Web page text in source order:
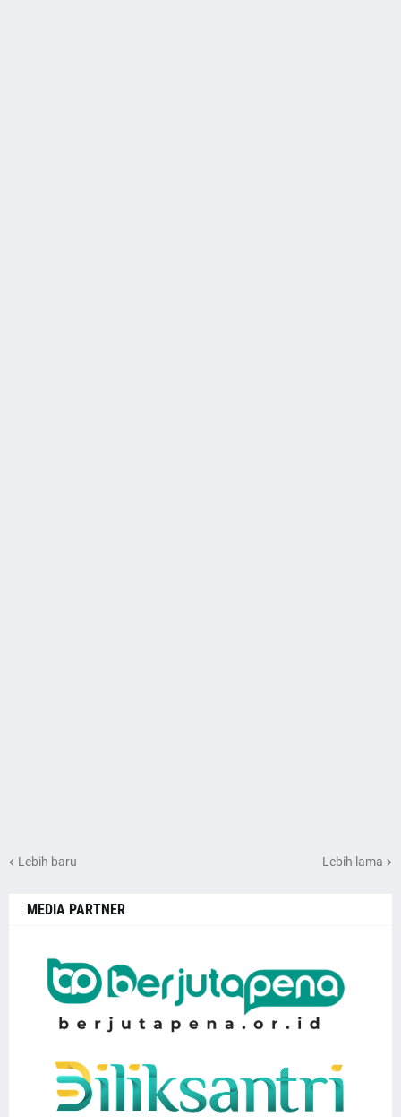
Lebih baru Lebih lama
MEDIA PARTNER